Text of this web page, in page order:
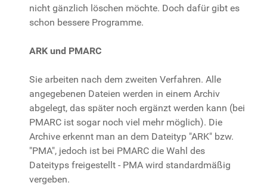
nicht gänzlich löschen möchte. Doch dafür gibt es
schon bessere Programme.
ARK und PMARC
Sie arbeiten nach dem zweiten Verfahren. Alle
angegebenen Dateien werden in einem Archiv
abgelegt, das später noch ergänzt werden kann (bei
PMARC ist sogar noch viel mehr möglich). Die
Archive erkennt man an dem Dateityp "ARK" bzw.
"PMA", jedoch ist bei PMARC die Wahl des
Dateityps freigestellt - PMA wird standardmäßig
vergeben.